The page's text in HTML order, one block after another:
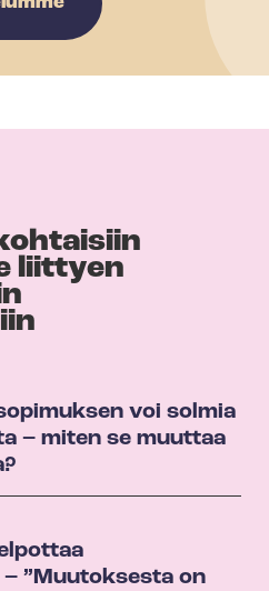
liittyen
voi solmia
– miten se muuttaa
”Muutoksesta on